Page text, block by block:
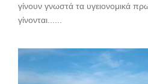
γίνουν γνωστά τα υγειονομικά
γίνονται......